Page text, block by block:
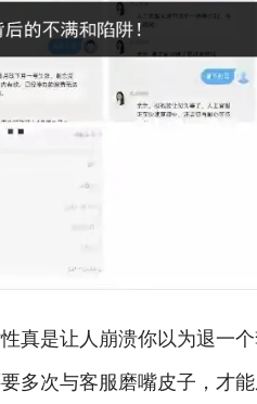
真是让人崩溃你以为退一
多次与客服磨嘴皮子，才